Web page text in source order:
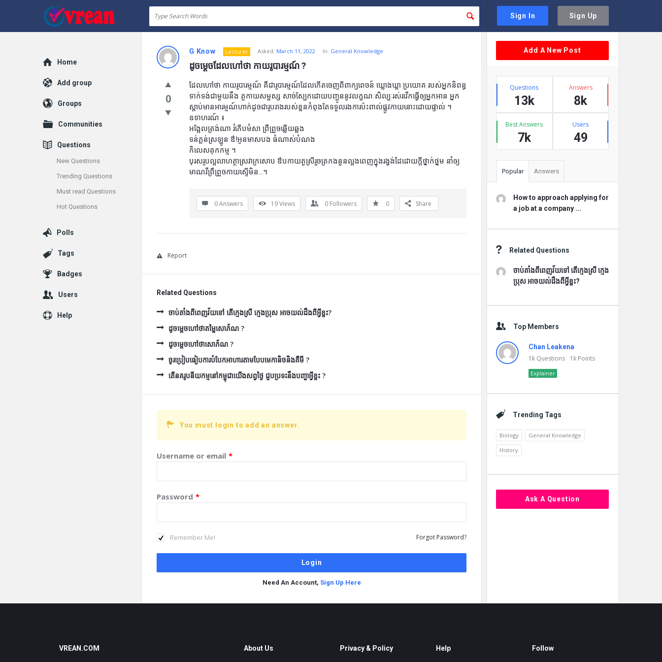
Sign In Sign Up
vrean.com
G Know Lecturer Asked: March 11, 2022 In: General Knowledge
ដូចម្តេចដែលហៅថា កាយរូបារម្មណ៍ ?
0
ដែលហៅថា កាយរូបារម្មណ៍ គឺជារូបារម្មណ៍ដែលកើតចេញពីពាក្យពេចន៍ ឃ្លោងឃ្លា ប្រយោគ របស់អ្នកនិពន្ធ
ទាក់ទង់ជាមួយនឹង តួកាយសម្ជស្ស សាច់ស្បែកដោយបញ្ជូននូវលក្ខណៈសិល្បៈរស់រវើកធ្វើឲ្យអ្នកអាន អ្នក
ស្តាប់មានអារម្មណ៍ហាក់ដូចជារូបរាងរបស់ខ្លនកំពុងតែទទួលរងការប៉ះពាល់ផ្លូវកាយនោះដោយផ្ទាល់ ។
ឧទាហរណ៍ ៖
អង្អែលត្រង់ណា រំភើបមំសា ព្រឺព្រួចឆ្លើយឆ្លង
ទន់ភ្លន់ស្រឡូន ឳ!អូនមាសបង ធំណាស់បំណង
កិលេសគុកកម្ម ។
បុរសរូបល្អលាហត្ថាស្រវាក្រសោប ឳបកាយតួស្រីរួចត្រកងនួនល្អងពេញក្នុងរង្វង់ដៃដោយក្តីថ្នាក់ថ្នម នាំឲ្យ
មាណវីព្រឺព្រួចកាយស្ទើមិន…។
0 Answers 19Views 0 Followers 0 Share
Report
Related Questions
ចាប់តាំងពីពេញវ័យទៅ តើក្មេងស្រី ក្មេងប្រុស អាចយល់ដឹងពីអ្វីខ្លះ?
ដូចម្ដេចហៅថាតម្លៃសោភ័ណ ?
ដូចម្ដេចហៅថាសោភ័ណ ?
ចូរប្រៀបធៀបការបំបែកអាហារតាមបែបមេកានិចនិងគីមី ?
តើនគរូបនីយកម្មនៅកម្ពុជាយើងសព្វថ្ងៃ ជួបប្រទះនឹងបញ្ហាអ្វីខ្លះ ?
You must login to add an answer.
Username or email *
Password *
Remember Me! Forgot Password?
Need An Account, Sign Up Here
Sidebar
Add A New Post
Stats
Questions
13k
Answers
8k
Best Answers
7k
Users
49
Popular Answers
How to approach applying for
a job at a company ...
Related Questions
ចាប់តាំងពីពេញវ័យទៅ តើក្មេងស្រី ក្មេង
ប្រុស អាចយល់ដឹងពីអ្វីខ្លះ?
Top Members
Chan Leakena
1k Questions 1k Points
Explainer
Trending Tags
Biology
General Knowledge
History
Ask A Question
Explore
Home
Add group
Groups
Communities
Questions
New Questions
Trending Questions
Must read Questions
Hot Questions
Polls
Tags
Badges
Users
Help
Footer
VREAN.COM About Us Privacy & Policy Help Follow